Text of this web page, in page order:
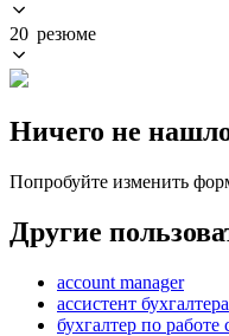
20 резюме
Ничего не
Попробуйте изменить
Другие
account manager
ассистент бухгалтера
бухгалтер по